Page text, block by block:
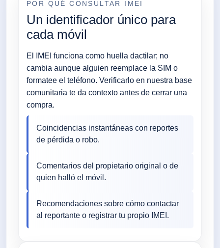
POR QUÉ CONSULTAR IMEI
Un identificador único para
cada móvil
El IMEI funciona como huella dactilar; no
cambia aunque alguien reemplace la SIM o
formatee el teléfono. Verificarlo en nuestra base
comunitaria te da contexto antes de cerrar una
compra.
Coincidencias instantáneas con reportes
de pérdida o robo.
Comentarios del propietario original o de
quien halló el móvil.
Recomendaciones sobre cómo contactar
al reportante o registrar tu propio IMEI.